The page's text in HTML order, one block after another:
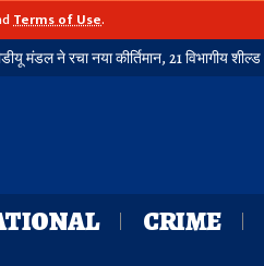
Terms of Use.
21 विभागीय शील्ड और 16 रेलकर्मी सम्मानित
CRIME